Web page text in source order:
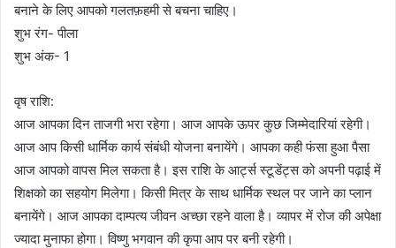
बनाने के लिए आपको गलतफ़हमी से बचना चाहिए।
शुभ रंग- पीला
शुभ अंक- 1
वृष राशि:
आज आपका दिन ताजगी भरा रहेगा। आज आपके ऊपर कुछ जिम्मेदारियां रहेगी।
आज आप किसी धार्मिक कार्य संबंधी योजना बनायेंगे। आपका कही फंसा हुआ पैसा
आज आपको वापस मिल सकता है। इस राशि के आर्ट्स स्टूडेंट्स को अपनी पढ़ाई में
शिक्षको का सहयोग मिलेगा। किसी मित्र के साथ धार्मिक स्थल पर जाने का प्लान
बनायेंगे। आज आपका दाम्पत्य जीवन अच्छा रहने वाला है। व्यापर में रोज की अपेक्षा
ज्यादा मुनाफा होगा। विष्णु भगवान की कृपा आप पर बनी रहेगी।